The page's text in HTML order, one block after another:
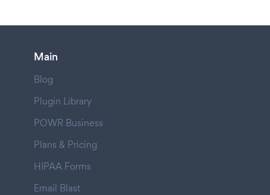
Main
Blog
Plugin Library
POWR Business
Plans & Pricing
HIPAA Forms
Email Blast